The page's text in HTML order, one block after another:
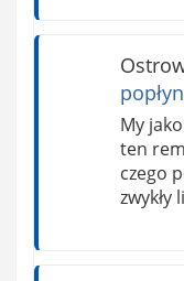
My
ten
czego